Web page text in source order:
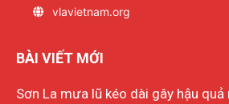
vlavietnam.org
BÀI VIẾT MỚI
Sơn La mưa lũ kéo dài gây hậu